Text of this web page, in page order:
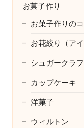
お菓子作り
お菓子作りの
お花絞り（ア
シュガークラ
カップケーキ
洋菓子
ウィルトン